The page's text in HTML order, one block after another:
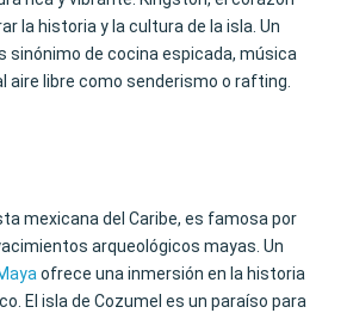
la historia y la cultura de la isla. Un
sinónimo de cocina espicada, música
aire libre como senderismo o rafting.
mexicana del Caribe, es famosa por
arqueológicos mayas. Un
ofrece una inmersión en la historia
El isla de Cozumel es un paraíso para